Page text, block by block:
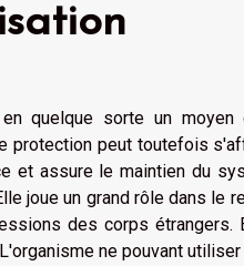
quelque sorte un
protection peut toutefois
et assure le maintien du
joue un grand rôle dans le
des corps étrangers.
ne pouvant